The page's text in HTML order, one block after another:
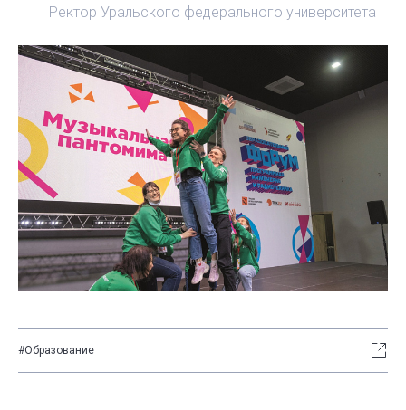
Ректор Уральского федерального университета
#Образование